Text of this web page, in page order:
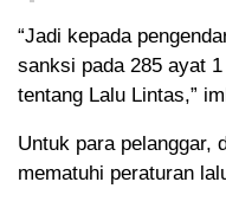
“Jadi kepada
sanksi pada 285 ayat
tentang Lalu Lintas,”
Untuk para pelanggar,
mematuhi peraturan